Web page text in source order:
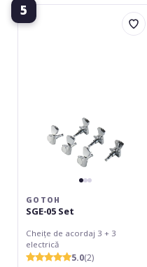
5
Gotoh
SGE-
GOTOH
SGE-05 Set
Cheițe de acordaj 3 + 3
electrică
5.0(2)